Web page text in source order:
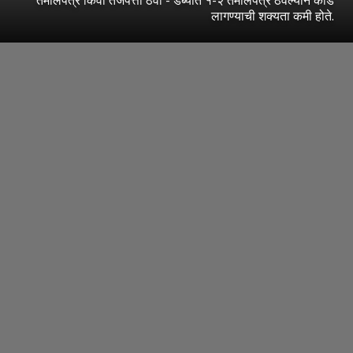
लागण्याची शक्यता कमी होते.